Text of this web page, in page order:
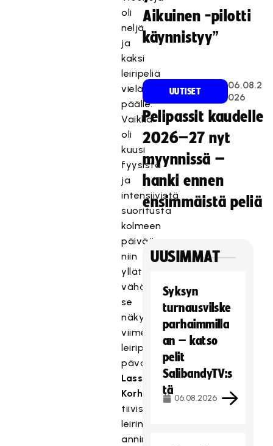
oli
neljä
ja
kaksi
leiripeliä
vielä
päälle.
Vaikka
oli
kuusi
fyysistä
ja
intensiivistä
suoritusta
kolmeen
päivään,
niin
yllättävän
vähän
se
näkyi
viimeisessä
leiripelissä,
pävalmentaja
Lasse
Korhonen
tiivistää
leirin
annin.
Aikuinen -pilotti
käynnistyy”
UUTISET
06.08.2
026
Pelipassit kaudelle
2026–27 nyt
myynnissä –
hanki ennen
ensimmäistä peliä
UUSIMMAT
Syksyn
turnausvilske
parhaimmilla
an – katso
pelit
SalibandyTV:s
tä
06.08.2026